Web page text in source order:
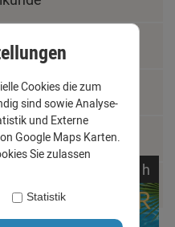
h
Cookies die zum
sind sowie Analyse-
und Externe
Google Maps Karten.
Sie zulassen
Statistik